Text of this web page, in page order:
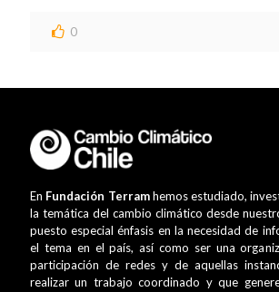
0
En Fundación Terramhemos estudiado,
la temática del cambio climático desde
puesto especial énfasis en la necesidad de
el tema en el país, así como ser una
participación de redes y de aquellas
realizar un trabajo coordinado y que